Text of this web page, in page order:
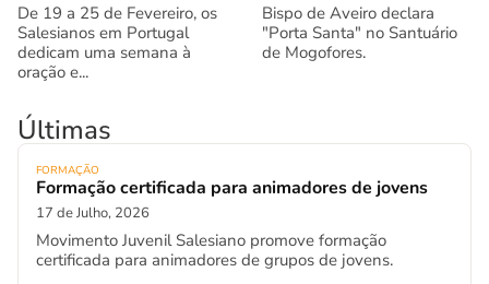
De 19 a 25 de Fevereiro, os
Salesianos em Portugal
dedicam uma semana à
oração e...
Bispo de Aveiro declara
"Porta Santa" no Santuário
de Mogofores.
Últimas
FORMAÇÃO
Formação certificada para animadores de jovens
17 de Julho, 2026
Movimento Juvenil Salesiano promove formação
certificada para animadores de grupos de jovens.